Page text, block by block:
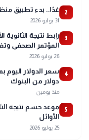
2 غدًا.. بدء تطبيق
31 يوليو 2026
3
المؤتمر الصحفي
26 يوليو 2026
4
دولار من البنوك
منذ يومين
5
الأوائل
25 يوليو 2026